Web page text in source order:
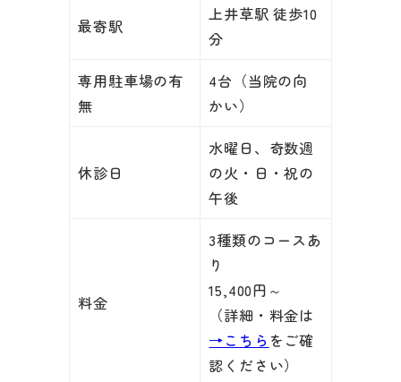
最寄駅
上井草駅 徒歩10
分
専用駐車場の有
無
4台（当院の向
かい）
休診日
水曜日、奇数週
の火・日・祝の
午後
料金
3種類のコースあ
り
15,400円～
（詳細・料金は
→こちら をご確
認ください）